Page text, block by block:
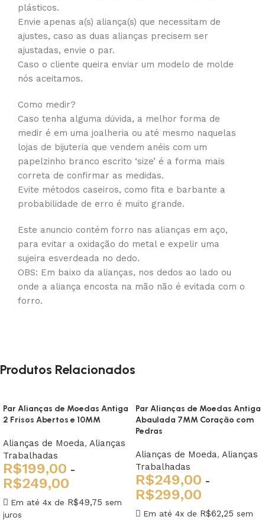
plásticos.
Envie apenas a(s) aliança(s) que necessitam de
ajustes, caso as duas alianças precisem ser
ajustadas, envie o par.
Caso o cliente queira enviar um modelo de molde
nós aceitamos.
Como medir?
Caso tenha alguma dúvida, a melhor forma de
medir é em uma joalheria ou até mesmo naquelas
lojas de bijuteria que vendem anéis com um
papelzinho branco escrito ‘size’ é a forma mais
correta de confirmar as medidas.
Evite métodos caseiros, como fita e barbante a
probabilidade de erro é muito grande.
Este anuncio contém forro nas alianças em aço,
para evitar a oxidação do metal e expelir uma
sujeira esverdeada no dedo.
OBS: Em baixo da alianças, nos dedos ao lado ou
onde a aliança encosta na mão não é evitada com o
forro.
Produtos Relacionados
Par Alianças de Moedas Antiga
2 Frisos Abertos e 10MM
Alianças de Moeda, Alianças
Trabalhadas
R$199,00 -
R$249,00
Em até 4x de R$49,75 sem
juros
Par Alianças de Moedas Antiga
Abaulada 7MM Coração com
Pedras
Alianças de Moeda, Alianças
Trabalhadas
R$249,00 -
R$299,00
Em até 4x de R$62,25 sem